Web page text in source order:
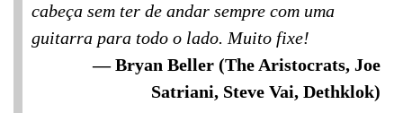
cabeça sem ter de andar sempre com uma
guitarra para todo o lado. Muito fixe!
Bryan Beller (The Aristocrats, Joe
Satriani, Steve Vai, Dethklok)